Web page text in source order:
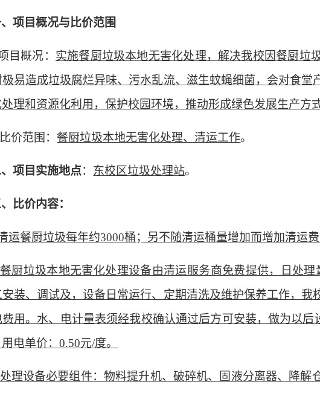
项目概况与比价范围
目概况： 实施餐厨垃圾本地无害化处理，解决我校因餐厨垃
易造成垃圾腐烂异味、污水乱流、滋生蚊蝇细菌，会对食堂
理和资源化利用，保护校园环境，推动形成绿色发展生产方
价范围： 餐厨垃圾本地无害化处理、清运工作。
项目实施地点： 东校区垃圾处理站。
比价内容：
运餐厨垃圾每年约3000桶；另不随清运桶量增加而增加清运费
餐厨垃圾本地无害化处理设备由清运服务商免费提供，日处
装、调试及，设备日常运行、定期清洗及维护保养工作，
用。水、电计量表须经我校确认通过后方可安装，做为以后
电单价：0.50元/度。
处理设备必要组件：物料提升机、破碎机、固液分离器、降